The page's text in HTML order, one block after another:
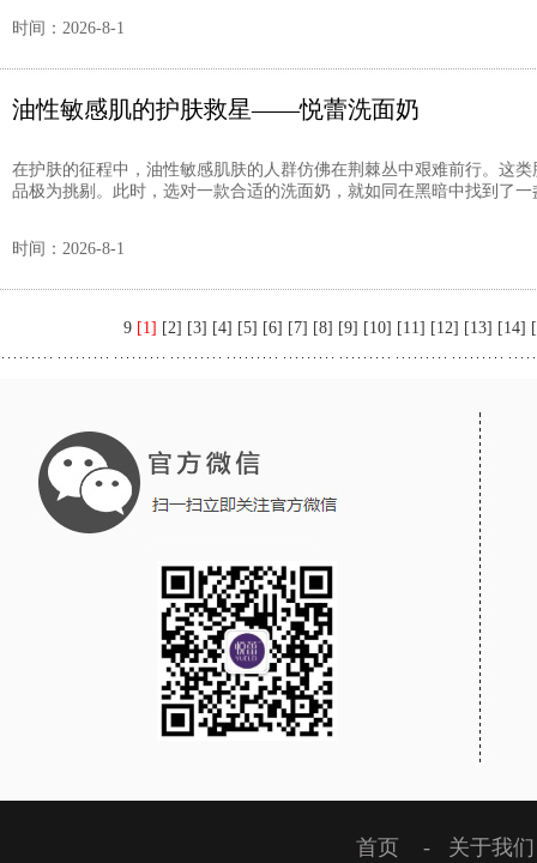
时间：2026-8-1
油性敏感肌的护肤救星——悦蕾洗面奶
在护肤的征程中，油性敏感肌肤的人群仿佛在荆棘丛中艰难前行。这
品极为挑剔。此时，选对一款合适的洗面奶，就如同在黑暗中找到了
时间：2026-8-1
9 [1] [2] [3] [4] [5] [6] [7] [8] [9] [10] [11] [12] [13] [14]
首页 - 关于我们